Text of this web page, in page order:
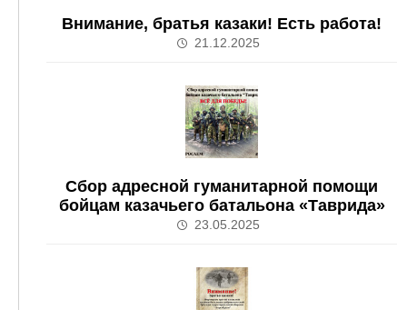
Внимание, братья казаки! Есть работа!
21.12.2025
Сбор адресной гуманитарной помощи
бойцам казачьего батальона «Таврида»
23.05.2025